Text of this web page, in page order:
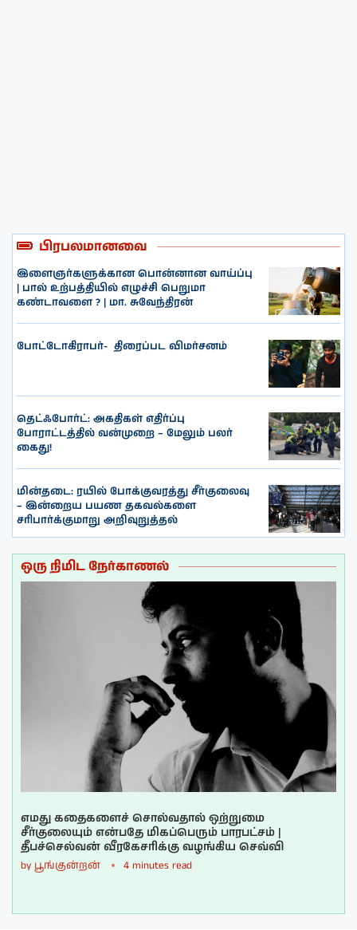
பிரபலமானவை
இளைஞர்களுக்கான பொன்னான வாய்ப்பு
| பால் உற்பத்தியில் எழுச்சி பெறுமா
கண்டாவளை ? | மா. சுவேந்திரன்
போட்டோகிராபர்- ‌ திரைப்பட விமர்சனம்
தெட்ஃபோர்ட்: அகதிகள் எதிர்ப்பு
போராட்டத்தில் வன்முறை – மேலும் பலர்
கைது!
மின்தடை: ரயில் போக்குவரத்து சீர்குலைவு
– இன்றைய பயண தகவல்களை
சரிபார்க்குமாறு அறிவுறுத்தல்
ஒரு நிமிட நேர்காணல்
எமது கதைகளைச் சொல்வதால் ஒற்றுமை
சீர்குலையும் என்பதே மிகப்பெரும் பாரபட்சம் |
தீபச்செல்வன் வீரகேசரிக்கு வழங்கிய செவ்வி
by பூங்குன்றன் 4 minutes read